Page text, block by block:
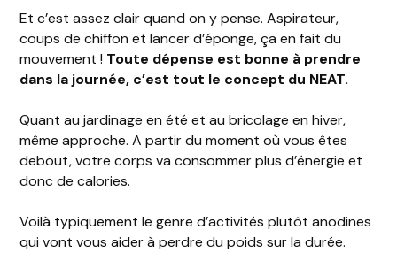
Et c’est assez clair quand on y pense. Aspirateur,
coups de chiffon et lancer d’éponge, ça en fait du
mouvement ! Toute dépense est bonne à prendre
dans la journée, c’est tout le concept du NEAT.
Quant au jardinage en été et au bricolage en hiver,
même approche. A partir du moment où vous êtes
debout, votre corps va consommer plus d’énergie et
donc de calories.
Voilà typiquement le genre d’activités plutôt anodines
qui vont vous aider à perdre du poids sur la durée.